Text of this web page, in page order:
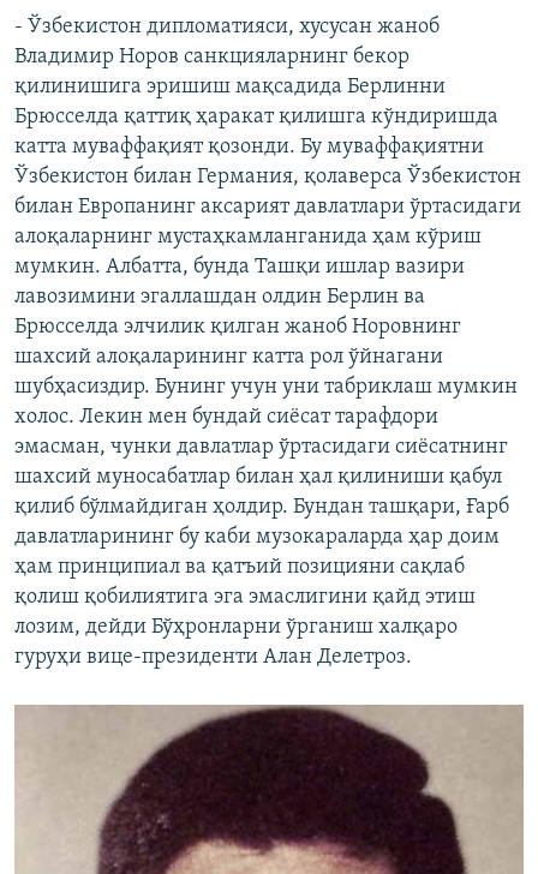
- Ўзбекистон дипломатияси, хусусан жаноб
Владимир Норов санкцияларнинг бекор
қилинишига эришиш мақсадида Берлинни
Брюсселда қаттиқ ҳаракат қилишга кўндиришда
катта муваффақият қозонди. Бу муваффақиятни
Ўзбекистон билан Германия, қолаверса Ўзбекистон
билан Европанинг аксарият давлатлари ўртасидаги
алоқаларнинг мустаҳкамланганида ҳам кўриш
мумкин. Албатта, бунда Ташқи ишлар вазири
лавозимини эгаллашдан олдин Берлин ва
Брюсселда элчилик қилган жаноб Норовнинг
шахсий алоқаларининг катта рол ўйнагани
шубҳасиздир. Бунинг учун уни табриклаш мумкин
холос. Лекин мен бундай сиёсат тарафдори
эмасман, чунки давлатлар ўртасидаги сиёсатнинг
шахсий муносабатлар билан ҳал қилиниши қабул
қилиб бўлмайдиган ҳолдир. Бундан ташқари, Ғарб
давлатларининг бу каби музокараларда ҳар доим
ҳам принципиал ва қатъий позицияни сақлаб
қолиш қобилиятига эга эмаслигини қайд этиш
лозим, дейди Бўҳронларни ўрганиш халқаро
гуруҳи вице-президенти Алан Делетроз.